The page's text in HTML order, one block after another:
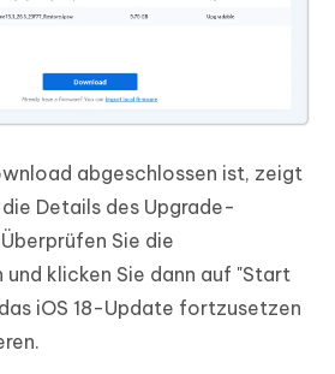
abgeschlossen ist, zeigt
Details des Upgrade-
Sie die
klicken Sie dann auf "Start
iOS 18-Update fortzusetzen